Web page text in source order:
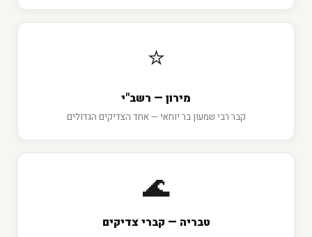
⭐
מירון — רשב"י
קבר רבי שמעון בר יוחאי — אחד הצדיקים הגדולים
🌊
טבריה — קברי צדיקים